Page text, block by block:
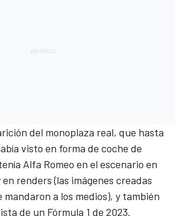
del monoplaza real, que hasta
visto en forma de coche de
Alfa Romeo en el escenario en
en renders (las imágenes creadas
a los medios), y también
de un Fórmula 1 de 2023.